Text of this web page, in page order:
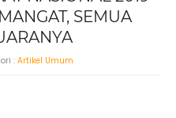
SEMUA
: Artikel Umum